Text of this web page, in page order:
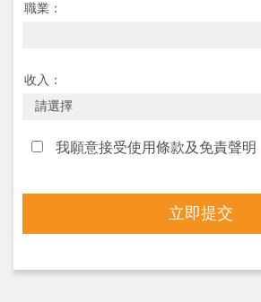
職業：
收入：
我願意接受使用條款及免責聲明